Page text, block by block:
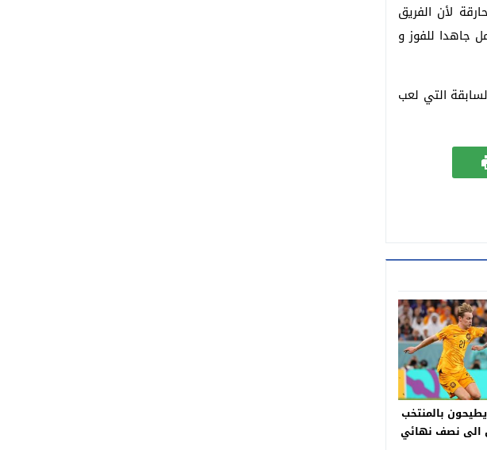
25 دجنبر الجاري ستكون حارقة لأن الفريق
جاهدا للفوز و
الدورة السابقة التي لعب
بالمنتخب
الى نصف نهائي